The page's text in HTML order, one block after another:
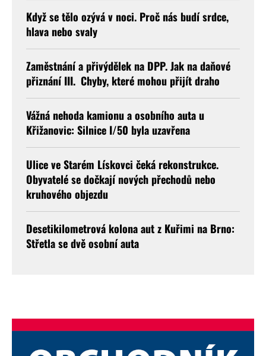
Když se tělo ozývá v noci. Proč nás budí srdce,
hlava nebo svaly
Zaměstnání a přivýdělek na DPP. Jak na daňové
přiznání III. Chyby, které mohou přijít draho
Vážná nehoda kamionu a osobního auta u
Křižanovic: Silnice I/50 byla uzavřena
Ulice ve Starém Lískovci čeká rekonstrukce.
Obyvatelé se dočkají nových přechodů nebo
kruhového objezdu
Desetikilometrová kolona aut z Kuřimi na Brno:
Střetla se dvě osobní auta